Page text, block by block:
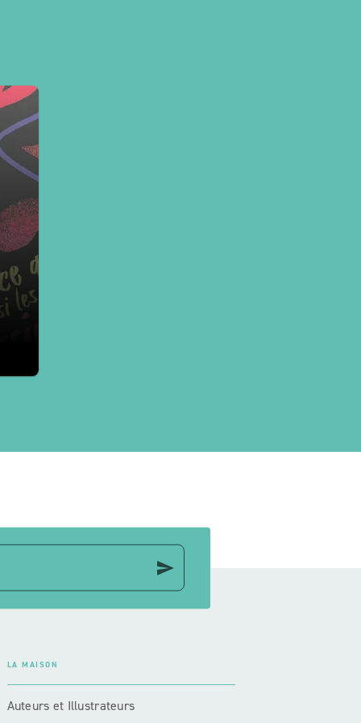
send
LA MAISON
Auteurs et Illustrateurs